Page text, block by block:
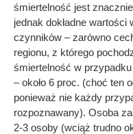
śmiertelność jest
jednak dokładne
czynników – zarówno
regionu, z którego
śmiertelność w
– około 6 proc. (choć ten
ponieważ nie każdy
rozpoznawany). Osoba
2-3 osoby (wciąż trudno